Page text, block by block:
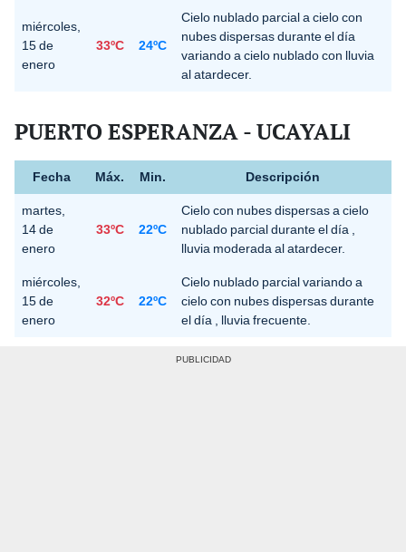
miércoles,
15 de
enero
33ºC 24ºC
Cielo nublado parcial a cielo con
nubes dispersas durante el día
variando a cielo nublado con lluvia
al atardecer.
PUERTO ESPERANZA - UCAYALI
Fecha Máx. Min. Descripción
martes,
14 de
enero
33ºC 22ºC
Cielo con nubes dispersas a cielo
nublado parcial durante el día ,
lluvia moderada al atardecer.
miércoles,
15 de
enero
32ºC 22ºC
Cielo nublado parcial variando a
cielo con nubes dispersas durante
el día , lluvia frecuente.